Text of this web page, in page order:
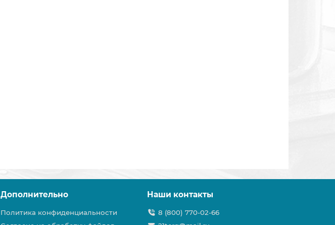
Дополнительно
Политика конфиденциальности
Наши контакты
8 (800) 770-02-66